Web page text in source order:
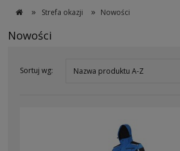
» Strefa okazji » Nowości
Nowości
Sortuj wg: Nazwa produktu A-Z